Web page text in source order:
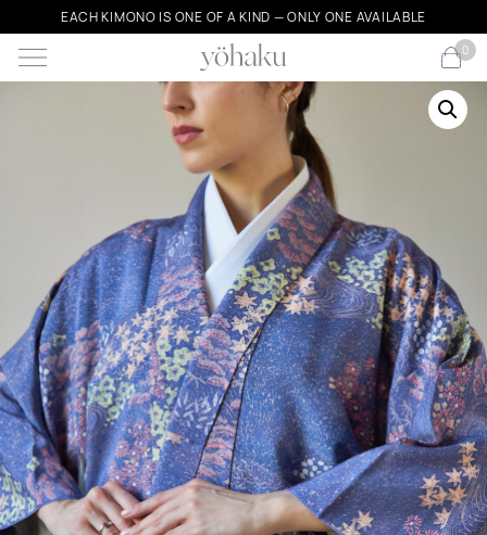
EACH KIMONO IS ONE OF A KIND — ONLY ONE AVAILABLE
0